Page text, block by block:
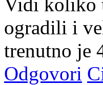
ogradili i
trenutno je
Odgovori